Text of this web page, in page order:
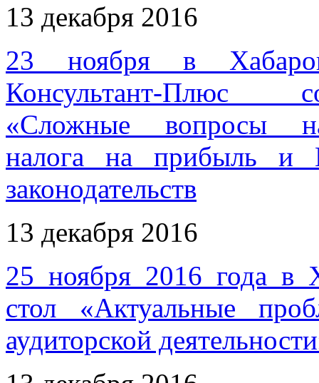
13 декабря 2016
23 ноября в
Консультант-Плюс
«Сложные вопросы
налога на прибыль и
законодательств
13 декабря 2016
25 ноября 2016 года в
стол «Актуальные
аудиторской